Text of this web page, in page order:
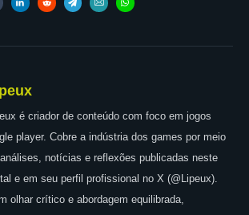
é criador de conteúdo com foco em jogos
player. Cobre a indústria dos games por meio
notícias e reflexões publicadas neste
e em seu perfil profissional no X (@Lipeux).
olhar crítico e abordagem equilibrada,